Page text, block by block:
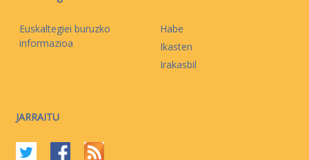
Euskaltegiei buruzko
informazioa
Habe
Ikasten
Irakasbil
JARRAITU